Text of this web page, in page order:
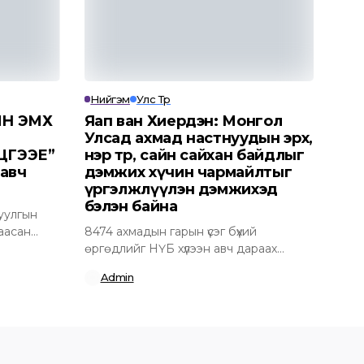
ЭМХ
Нийгэм Улс Төр
Яап ван Хиердэн: Монгол
Улсад ахмад настнуудын эрх,
нэр төр, сайн сайхан байдлыг
дэмжих хүчин чармайлтыг
үргэлжлүүлэн дэмжихэд
бэлэн байна
8474 ахмадын гарын үсэг бүхий
өргөдлийг НҮБ хүлээн авч дараах
Admin